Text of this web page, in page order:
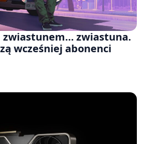
zwiastunem… zwiastuna.
wcześniej abonenci